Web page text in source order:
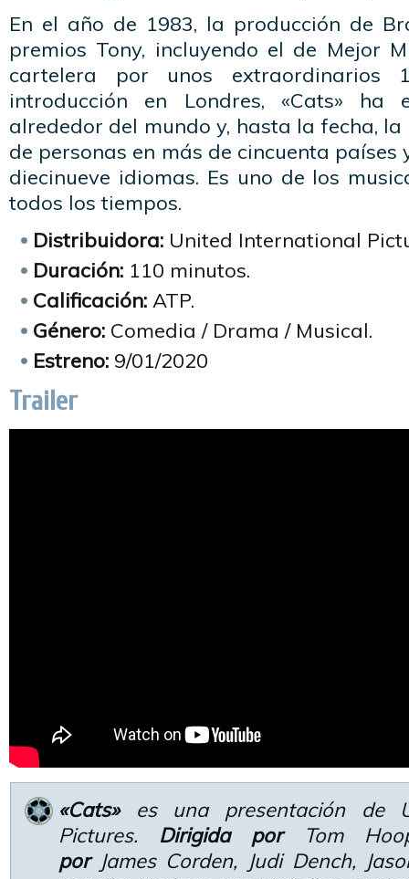
En el año de 1983, la producción de
premios Tony, incluyendo el de Mejor
cartelera por unos extraordinarios
introducción en Londres, «Cats» ha
alrededor del mundo y, hasta la fecha,
de personas en más de cincuenta
diecinueve idiomas. Es uno de los
todos los tiempos.
Distribuidora: United International
Duración: 110 minutos.
Calificación: ATP.
Género: Comedia / Drama / Musical.
Estreno: 9/01/2020
Trailer
«Cats»es una presentación de
Pictures. Dirigida porTom
porJames Corden, Judi Dench,